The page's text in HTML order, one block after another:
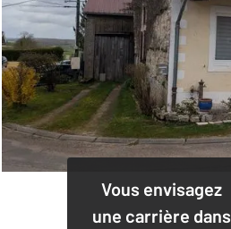
Vous envisagez
une carrière dans